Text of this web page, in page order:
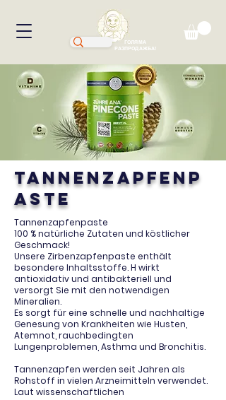
ГОЛЯМА
РАЗПРОДАЖБА!
Tannenzapfenp
aste
Tannenzapfenpaste
100 % natürliche Zutaten und köstlicher
Geschmack!
Unsere Zirbenzapfenpaste enthält
besondere Inhaltsstoffe. H wirkt
antioxidativ und antibakteriell und
versorgt Sie mit den notwendigen
Mineralien.
Es sorgt für eine schnelle und nachhaltige
Genesung von Krankheiten wie Husten,
Atemnot, rauchbedingten
Lungenproblemen, Asthma und Bronchitis.
Tannenzapfen werden seit Jahren als
Rohstoff in vielen Arzneimitteln verwendet.
Laut wissenschaftlichen